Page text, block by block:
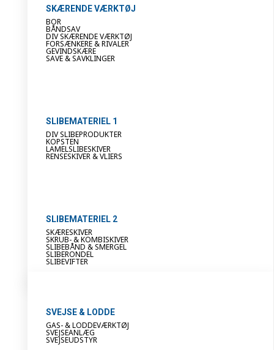
SKÆRENDE VÆRKTØJ
BOR
BÅNDSAV
DIV SKÆRENDE VÆRKTØJ
FORSÆNKERE & RIVALER
GEVINDSKÆRE
SAVE & SAVKLINGER
SLIBEMATERIEL 1
DIV SLIBEPRODUKTER
KOPSTEN
LAMELSLIBESKIVER
RENSESKIVER & VLIERS
SLIBEMATERIEL 2
SKÆRESKIVER
SKRUB- & KOMBISKIVER
SLIBEBÅND & SMERGEL
SLIBERONDEL
SLIBEVIFTER
SVEJSE & LODDE
GAS- & LODDEVÆRKTØJ
SVEJSEANLÆG
SVEJSEUDSTYR